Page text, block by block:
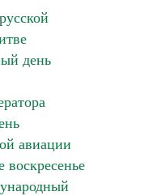
день
авиации